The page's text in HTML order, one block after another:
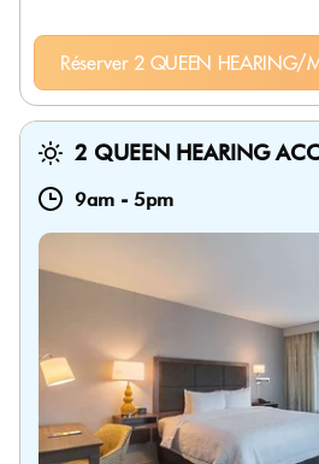
Réserver 2 QUEEN HEARING/
2 QUEEN HEARING
9am - 5pm